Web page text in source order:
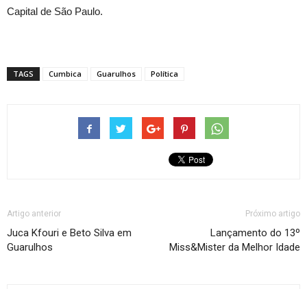
Capital de São Paulo.
TAGS Cumbica Guarulhos Política
Artigo anterior
Juca Kfouri e Beto Silva em
Guarulhos
Próximo artigo
Lançamento do 13º
Miss&Mister da Melhor Idade